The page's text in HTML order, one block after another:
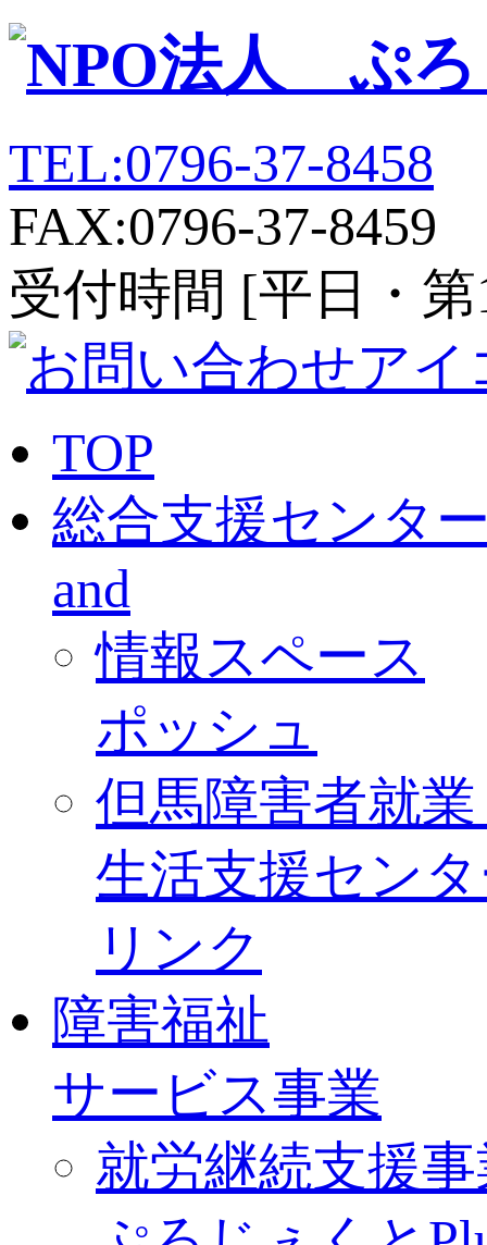
TEL:0796-37-8458
FAX:0796-37-8459
受付時間 [平日・
TOP
総合支援センタ
and
情報スペース
ポッシュ
但馬障害者就
生活支援セン
リンク
障害福祉
サービス事業
就労継続支援